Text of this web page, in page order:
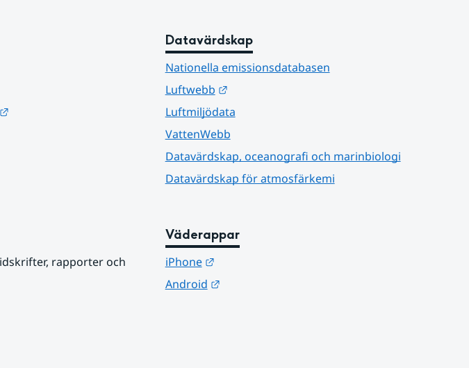
Datavärdskap
Nationella emissionsdatabasen
Luftwebb
Länk till annan webbplats.
Luftmiljödata
VattenWebb
Datavärdskap, oceanografi och marinbiologi
Datavärdskap för atmosfärkemi
rapporter och
Väderappar
iPhone
Länk till annan webbplats.
Android
Länk till annan webbplats.